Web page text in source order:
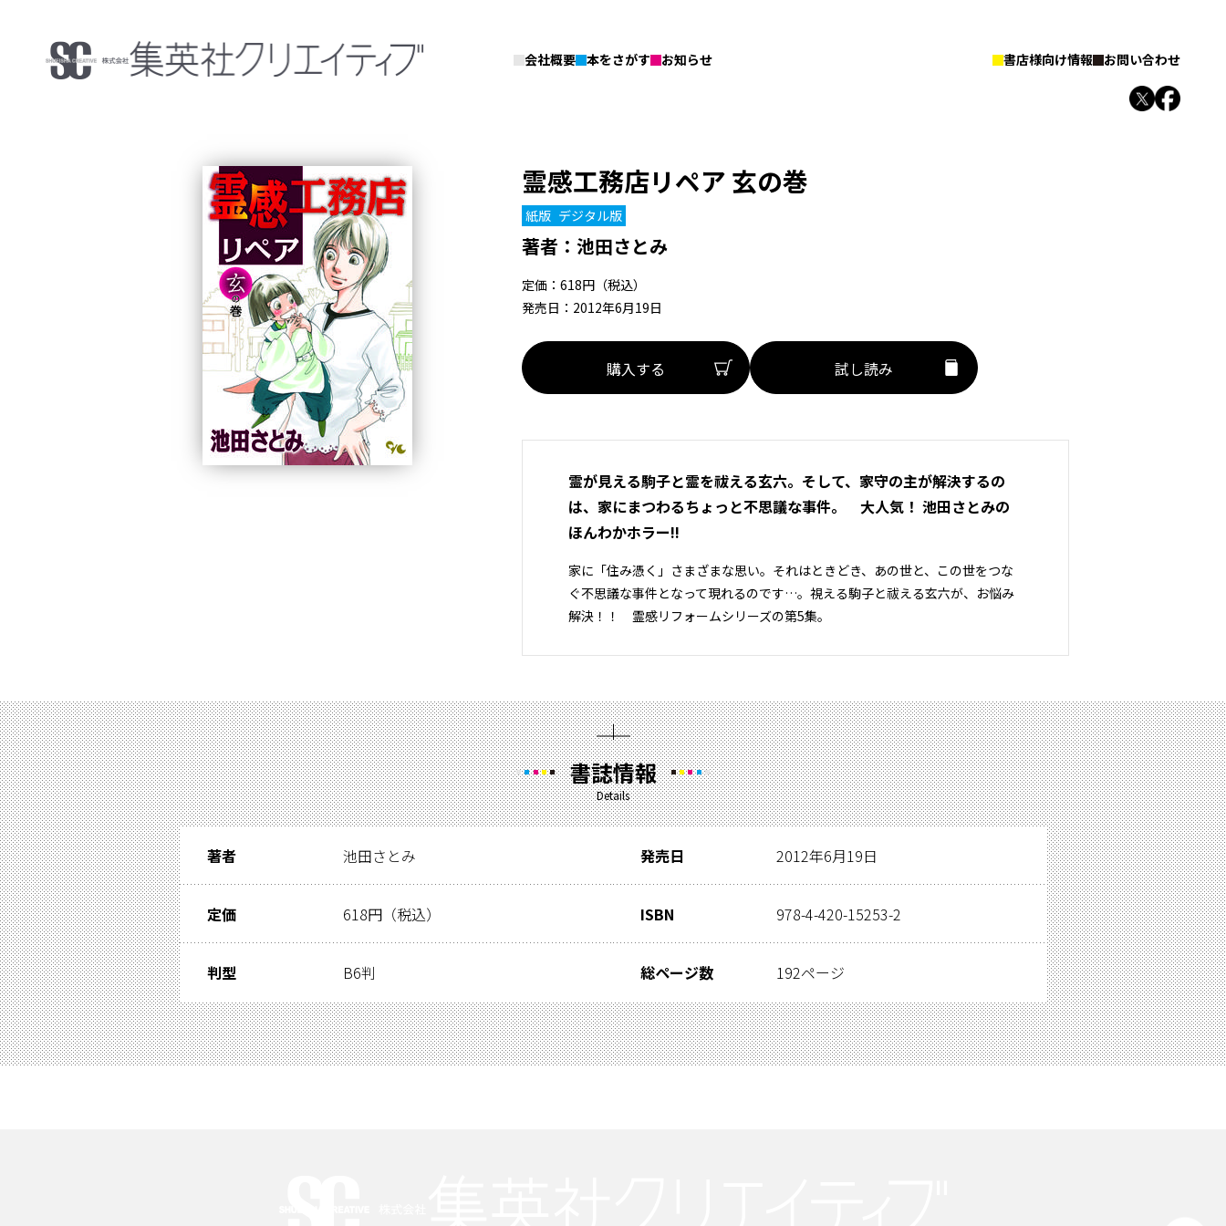
会社概要 本をさがす お知らせ 書店様向け情報 お問い合わせ
霊感工務店リペア 玄の巻
紙版 デジタル版
著者： 池田さとみ
定価：618円（税込）
発売日：2012年6月19日
購入する 試し読み
霊が見える駒子と霊を祓える玄六。そして、家守の主が解決するの
は、家にまつわるちょっと不思議な事件。 大人気！ 池田さとみの
ほんわかホラー!!
家に「住み憑く」さまざまな思い。それはときどき、あの世と、この世をつな
ぐ不思議な事件となって現れるのです…。視える駒子と祓える玄六が、お悩み
解決！！ 霊感リフォームシリーズの第5集。
書誌情報
Details
著者 池田さとみ
定価 618円（税込）
判型 B6判
発売日 2012年6月19日
ISBN 978-4-420-15253-2
総ページ数 192ページ